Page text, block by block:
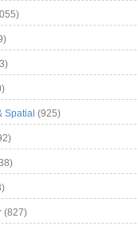
Spatial (925)
(827)